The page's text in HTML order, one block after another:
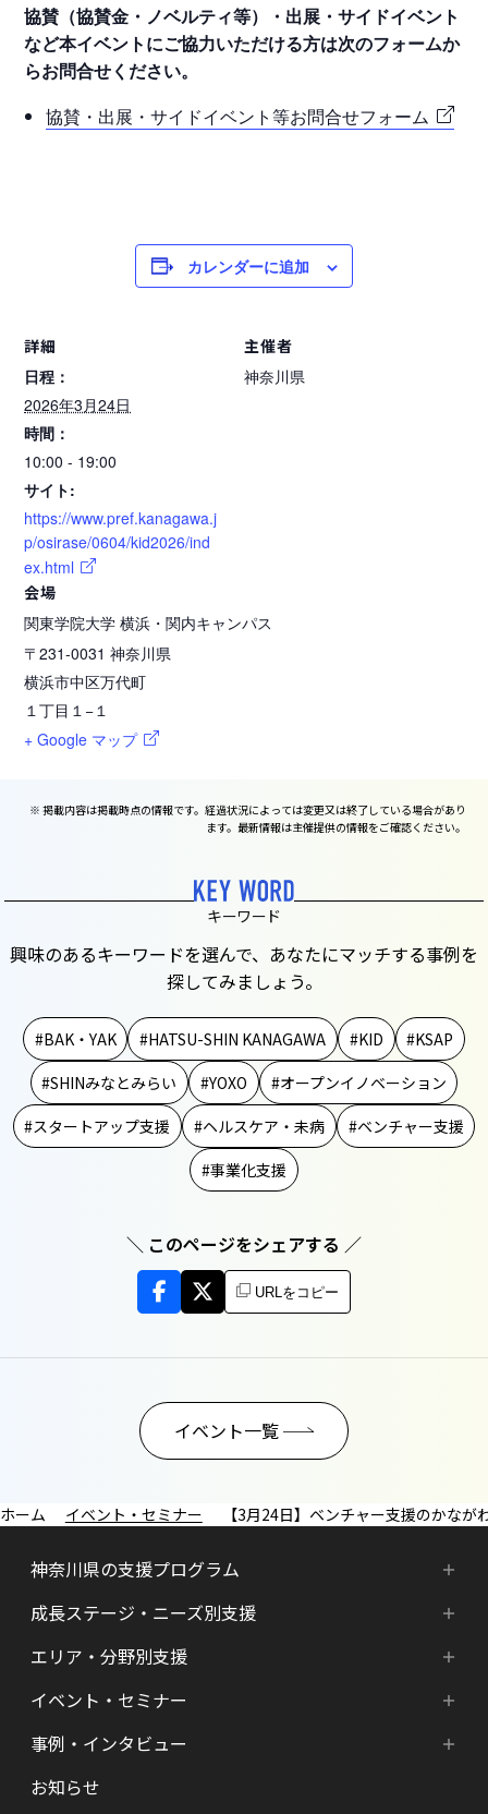
協賛（協賛金・ノベルティ等）・出展・サイドイベント
など本イベントにご協力いただける方は次のフォームか
らお問合せください。
協賛・出展・サイドイベント等お問合せフォーム
カレンダーに追加
詳細
日程：
2026年3月24日
時間：
10:00 - 19:00
サイト:
https://www.pref.kanagawa.j
p/osirase/0604/kid2026/ind
ex.html
会場
関東学院大学 横浜・関内キャンパス
〒231-0031 神奈川県
横浜市中区万代町
１丁目１−１
+ Google マップ
主催者
神奈川県
※ 掲載内容は掲載時点の情報です。経過状況によっては変更又は終了している場合があり
ます。最新情報は主催提供の情報をご確認ください。
キーワード
興味のあるキーワードを選んで、あなたにマッチする事例を
探してみましょう。
BAK・YAK HATSU-SHIN KANAGAWA KID
KSAP
SHINみなとみらい
YOXO
オープンイノベーション
スタートアップ支援
ヘルスケア・未病
ベンチャー支援
事業化支援
＼ このページをシェアする ／
URLをコピー
イベント一覧
イベント・セミナー 【3月24日】ベンチャー支援のかな
神奈川県の支援プログラム
神奈川県の支援プログラム
HATSU-SHINKANAGAWA
HATSU起業家支援プログラム
SHINみなとみらい
成長ステージ・ニーズ別支援
成長ステージ・ニーズ別支援
起業準備期支援（アイデア段階）
シード期支援（事業創出段階）
アーリー期支援（事業拡大段階）
エリア・分野別支援
エリア・分野別支援
HATSU-SHIN の支援拠点
県内の支援拠点・コミュニティー
イベント・セミナー
新着情報
カレンダー
事例・インタビュー
インタビュー（一覧）
お知らせ